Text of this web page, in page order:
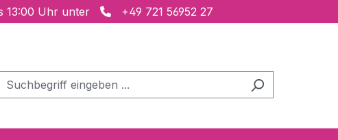
13:00 Uhr unter +49 721 56952 27